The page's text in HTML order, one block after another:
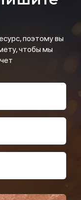
поэтому вы
чтобы мы